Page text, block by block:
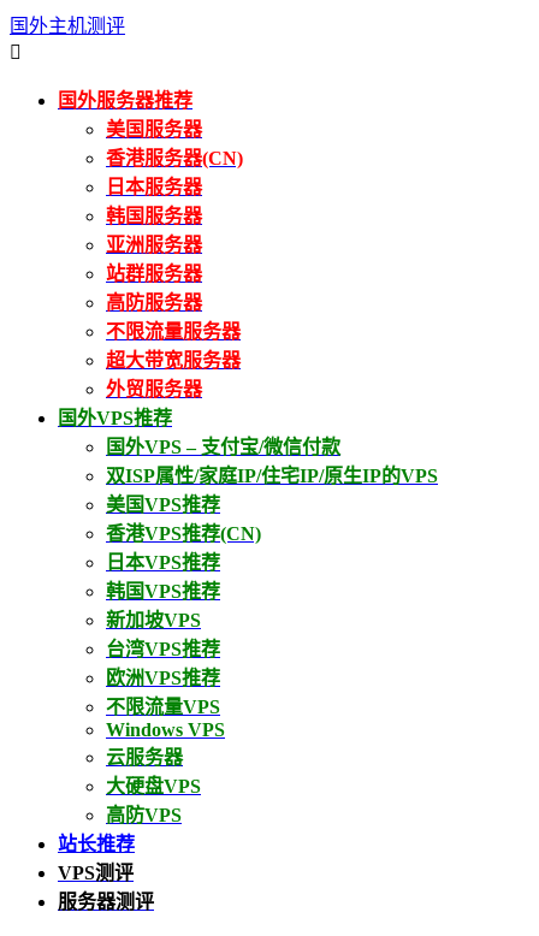
国外主机测评

国外服务器推荐
美国服务器
香港服务器(CN)
日本服务器
韩国服务器
亚洲服务器
站群服务器
高防服务器
不限流量服务器
超大带宽服务器
外贸服务器
国外VPS推荐
国外VPS – 支付宝/微信付款
双ISP属性/家庭IP/住宅IP/原生IP的VPS
美国VPS推荐
香港VPS推荐(CN)
日本VPS推荐
韩国VPS推荐
新加坡VPS
台湾VPS推荐
欧洲VPS推荐
不限流量VPS
Windows VPS
云服务器
大硬盘VPS
高防VPS
站长推荐
VPS测评
服务器测评